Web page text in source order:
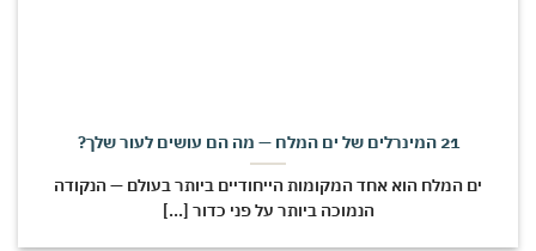
21 המינרלים של ים המלח — מה הם עושים לעור שלך?
ים המלח הוא אחד המקומות הייחודיים ביותר בעולם — הנקודה
הנמוכה ביותר על פני כדור [...]